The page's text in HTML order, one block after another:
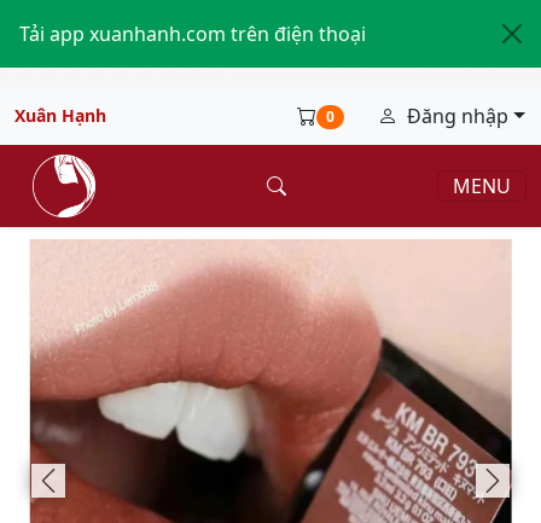
Tải app xuanhanh.com trên điện thoại
Xuân Hạnh 0 Đăng nhập
MENU